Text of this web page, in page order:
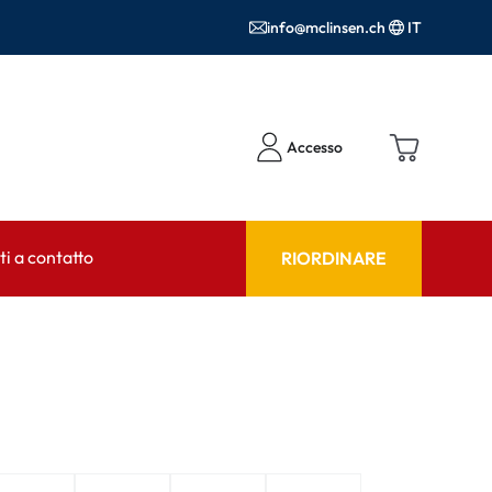
info@mclinsen.ch IT
Accesso
a contatto RIORDINARE